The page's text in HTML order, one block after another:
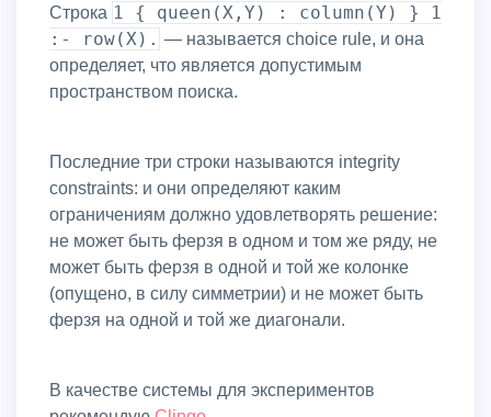
Строка 1 { queen(X,Y) : column(Y) } 1
:- row(X). — называется choice rule, и она
определяет, что является допустимым
пространством поиска.
Последние три строки называются integrity
constraints: и они определяют каким
ограничениям должно удовлетворять решение:
не может быть ферзя в одном и том же ряду, не
может быть ферзя в одной и той же колонке
(опущено, в силу симметрии) и не может быть
ферзя на одной и той же диагонали.
В качестве системы для экспериментов